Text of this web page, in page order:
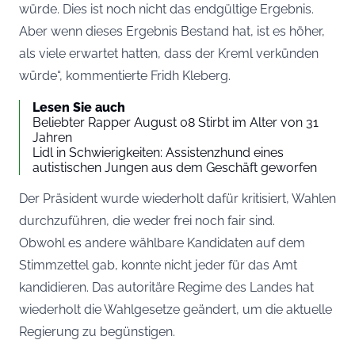
würde. Dies ist noch nicht das endgültige Ergebnis.
Aber wenn dieses Ergebnis Bestand hat, ist es höher,
als viele erwartet hatten, dass der Kreml verkünden
würde“, kommentierte Fridh Kleberg.
Lesen Sie auch
Beliebter Rapper August 08 Stirbt im Alter von 31
Jahren
Lidl in Schwierigkeiten: Assistenzhund eines
autistischen Jungen aus dem Geschäft geworfen
Der Präsident wurde wiederholt dafür kritisiert, Wahlen
durchzuführen, die weder frei noch fair sind.
Obwohl es andere wählbare Kandidaten auf dem
Stimmzettel gab, konnte nicht jeder für das Amt
kandidieren. Das autoritäre Regime des Landes hat
wiederholt die Wahlgesetze geändert, um die aktuelle
Regierung zu begünstigen.